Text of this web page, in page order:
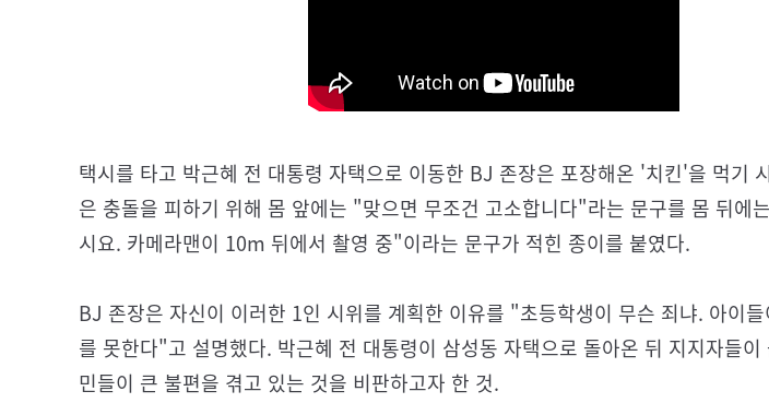
택시를 타고 박근혜 전 대통령 자택으로 이동한 BJ 존장은 포장해온 '치킨'을 먹기
은 충돌을 피하기 위해 몸 앞에는 "맞으면 무조건 고소합니다"라는 문구를 몸 뒤에
시요. 카메라맨이 10m 뒤에서 촬영 중"이라는 문구가 적힌 종이를 붙였다.
BJ 존장은 자신이 이러한 1인 시위를 계획한 이유를 "초등학생이 무슨 죄냐. 아이
를 못한다"고 설명했다. 박근혜 전 대통령이 삼성동 자택으로 돌아온 뒤 지지자들이
민들이 큰 불편을 겪고 있는 것을 비판하고자 한 것.